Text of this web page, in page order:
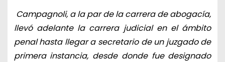
Campagnoli, a la par de la carrera de abogacía,
llevó adelante la carrera judicial en el ámbito
penal hasta llegar a secretario de un juzgado de
primera instancia, desde donde fue designado